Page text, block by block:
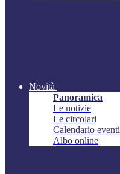
Novità
Panoramica
Le notizie
Le circolari
Calendario eventi
Albo online